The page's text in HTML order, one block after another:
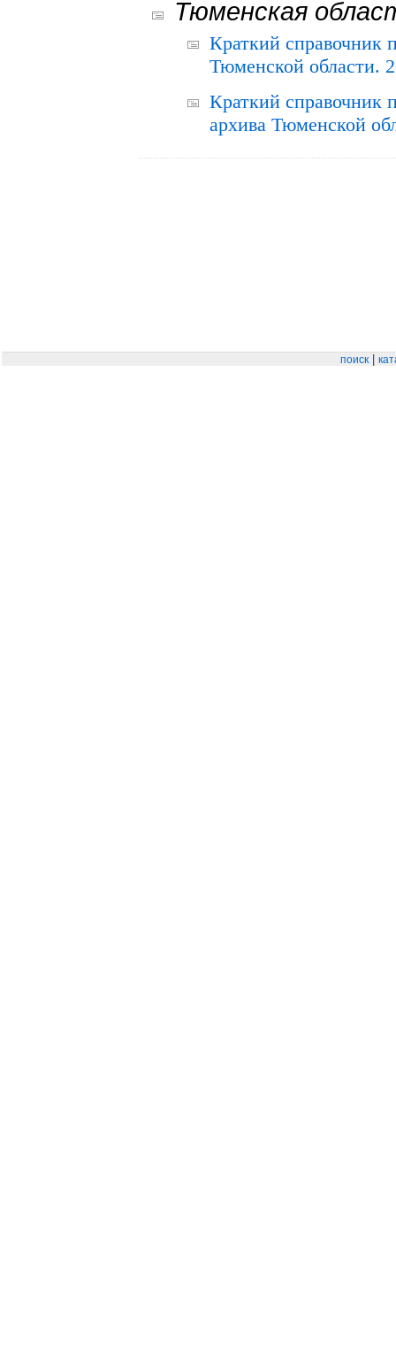
Тюменская
Краткий справочник
Тюменской области.
Краткий справочник
архива Тюменской
поиск